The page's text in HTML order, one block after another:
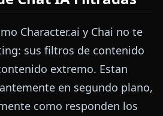
Character.ai y Chai no te
sus filtros de contenido
extremo. Estan
en segundo plano,
como responden los